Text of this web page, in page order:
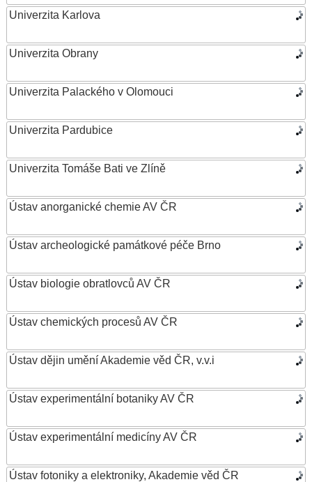
Univerzita Karlova
Univerzita Obrany
Univerzita Palackého v Olomouci
Univerzita Pardubice
Univerzita Tomáše Bati ve Zlíně
Ústav anorganické chemie AV ČR
Ústav archeologické památkové péče Brno
Ústav biologie obratlovců AV ČR
Ústav chemických procesů AV ČR
Ústav dějin umění Akademie věd ČR, v.v.i
Ústav experimentální botaniky AV ČR
Ústav experimentální medicíny AV ČR
Ústav fotoniky a elektroniky, Akademie věd ČR